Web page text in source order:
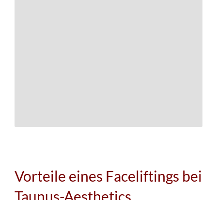
Vorteile eines Faceliftings bei
Taunus-Aesthetics